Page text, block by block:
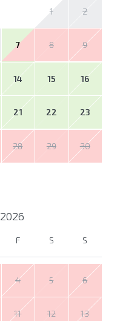
1 2
7 8 9
14 15 16
21 22 23
28 29 30
2026
F S S
4 5 6
11 12 13